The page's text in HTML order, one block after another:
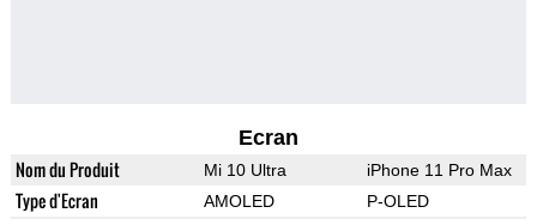
Ecran
Nom du Produit Mi 10 Ultra iPhone 11 Pro Max
Type d'Ecran AMOLED P-OLED